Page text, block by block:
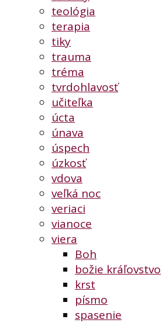
teológia
terapia
tiky
trauma
tréma
tvrdohlavosť
učiteľka
úcta
únava
úspech
úzkosť
vdova
veľká noc
veriaci
vianoce
viera
Boh
božie kráľovstvo
krst
písmo
spasenie